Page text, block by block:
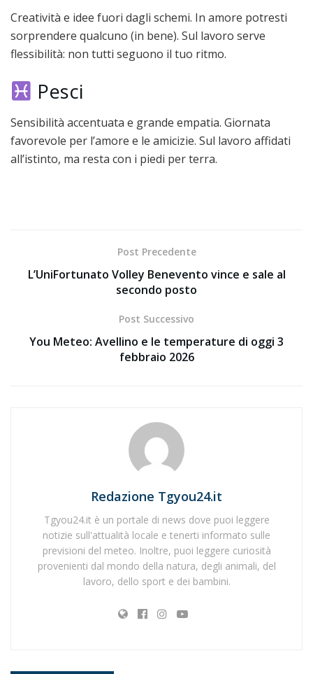
Creatività e idee fuori dagli schemi. In amore potresti
sorprendere qualcuno (in bene). Sul lavoro serve
flessibilità: non tutti seguono il tuo ritmo.
Pesci
Sensibilità accentuata e grande empatia. Giornata
favorevole per l’amore e le amicizie. Sul lavoro affidati
all’istinto, ma resta con i piedi per terra.
Post Precedente
L’UniFortunato Volley Benevento vince e sale al
secondo posto
Post Successivo
You Meteo: Avellino e le temperature di oggi 3
febbraio 2026
Redazione Tgyou24.it
Tgyou24.it è un portale di news dove puoi leggere
notizie sull'attualità locale e tenerti informato sulle
previsioni del meteo. Inoltre, puoi leggere curiosità
provenienti dal mondo della natura, degli animali, del
lavoro, dello sport e dei bambini.